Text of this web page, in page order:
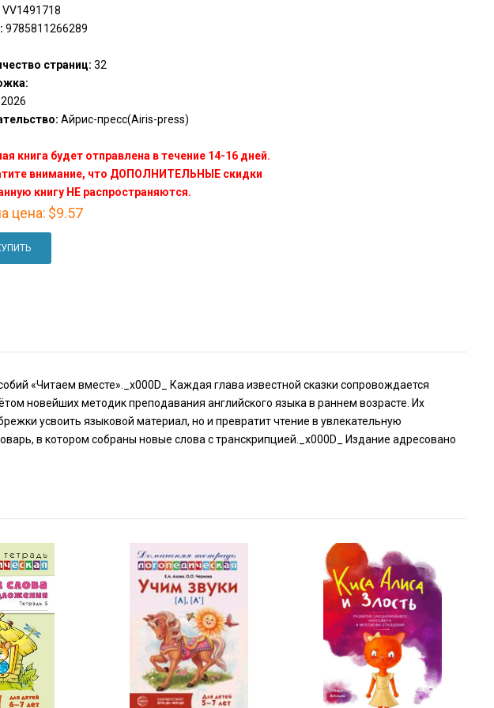
VV1491718
9785811266289
страниц: 32
2026
Айрис-пресс(Airis-press)
книга будет отправлена в течение 14-16 дней.
внимание, что ДОПОЛНИТЕЛЬНЫЕ скидки
книгу НЕ распространяются.
цена: $9.57
«Читаем вместе»._x000D_ Каждая глава известной сказки сопровождается
новейших методик преподавания английского языка в раннем возрасте. Их
усвоить языковой материал, но и превратит чтение в увлекательную
в котором собраны новые слова с транскрипцией._x000D_ Издание адресовано